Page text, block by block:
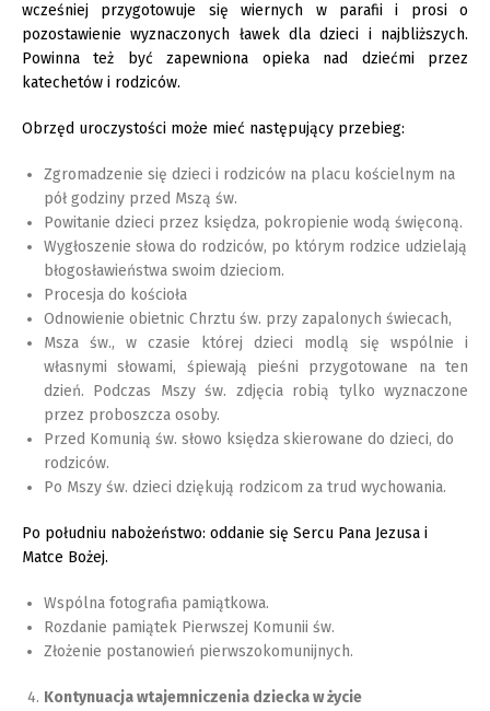
wcześniej przygotowuje się wiernych w parafii i prosi o
pozostawienie wyznaczonych ławek dla dzieci i najbliższych.
Powinna też być zapewniona opieka nad dziećmi przez
katechetów i rodziców.
Obrzęd uroczystości może mieć następujący przebieg:
Zgromadzenie się dzieci i rodziców na placu kościelnym na
pół godziny przed Mszą św.
Powitanie dzieci przez księdza, pokropienie wodą święconą.
Wygłoszenie słowa do rodziców, po którym rodzice udzielają
błogosławieństwa swoim dzieciom.
Procesja do kościoła
Odnowienie obietnic Chrztu św. przy zapalonych świecach,
Msza św., w czasie której dzieci modlą się wspólnie i
własnymi słowami, śpiewają pieśni przygotowane na ten
dzień. Podczas Mszy św. zdjęcia robią tylko wyznaczone
przez proboszcza osoby.
Przed Komunią św. słowo księdza skierowane do dzieci, do
rodziców.
Po Mszy św. dzieci dziękują rodzicom za trud wychowania.
Po południu nabożeństwo: oddanie się Sercu Pana Jezusa i
Matce Bożej.
Wspólna fotografia pamiątkowa.
Rozdanie pamiątek Pierwszej Komunii św.
Złożenie postanowień pierwszokomunijnych.
Kontynuacja wtajemniczenia dziecka w życie